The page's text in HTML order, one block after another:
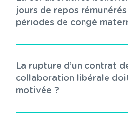
jours de repos
périodes de congé
La rupture d’un contrat
collaboration libérale
motivée ?